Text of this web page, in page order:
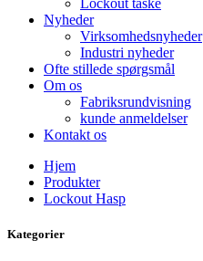
Lockout taske
Nyheder
Virksomhedsnyheder
Industri nyheder
Ofte stillede spørgsmål
Om os
Fabriksrundvisning
kunde anmeldelser
Kontakt os
Hjem
Produkter
Lockout Hasp
Kategorier